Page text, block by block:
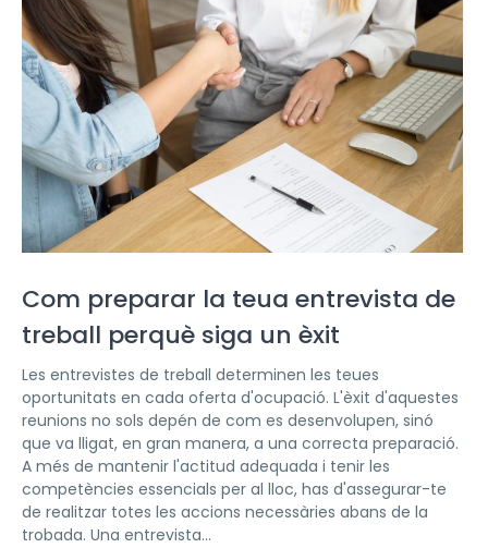
Com preparar la teua entrevista de
treball perquè siga un èxit
Les entrevistes de treball determinen les teues
oportunitats en cada oferta d'ocupació. L'èxit d'aquestes
reunions no sols depén de com es desenvolupen, sinó
que va lligat, en gran manera, a una correcta preparació.
A més de mantenir l'actitud adequada i tenir les
competències essencials per al lloc, has d'assegurar-te
de realitzar totes les accions necessàries abans de la
trobada. Una entrevista...